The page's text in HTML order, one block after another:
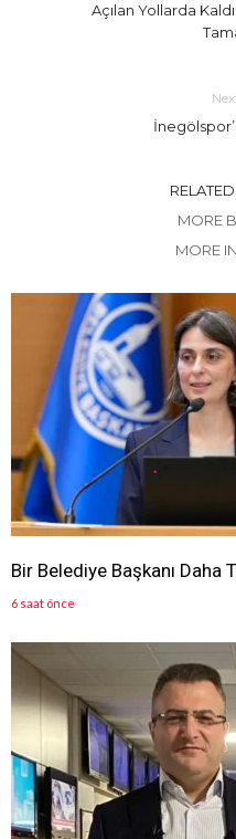
Açılan Yollarda
MORE
MORE
Bir Belediye Başkanı Daha
6 saat önce